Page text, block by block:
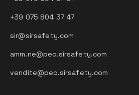
+39 075 804 37 47
sir@sirsafety.com
amm.ne@pec.sirsafety.com
vendite@pec.sirsafety.com